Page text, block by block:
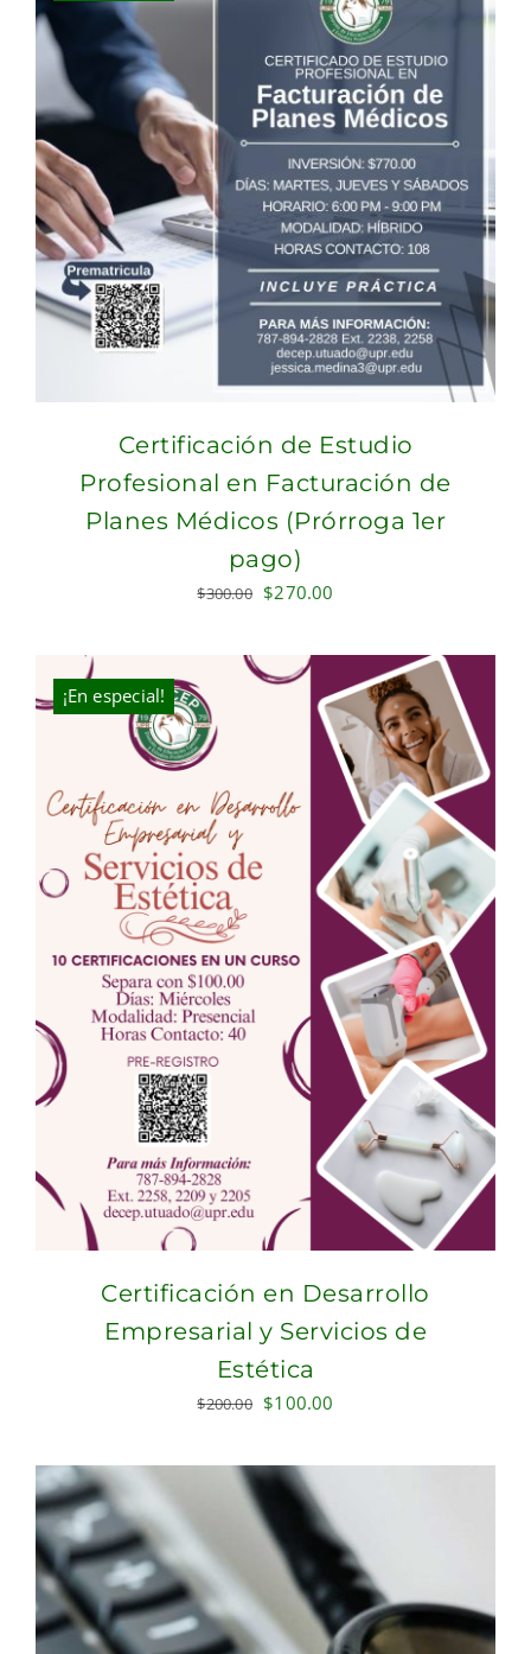
Certificación de Estudio
Profesional en Facturación de
Planes Médicos (Prórroga 1er
pago)
$300.00 Original
$300.00.
$270.00
is:
$270.00.
¡En especial!
Certificación en Desarrollo
Empresarial y Servicios de
Estética
$200.00 Original
was:
$200.00.
$100.00
is: